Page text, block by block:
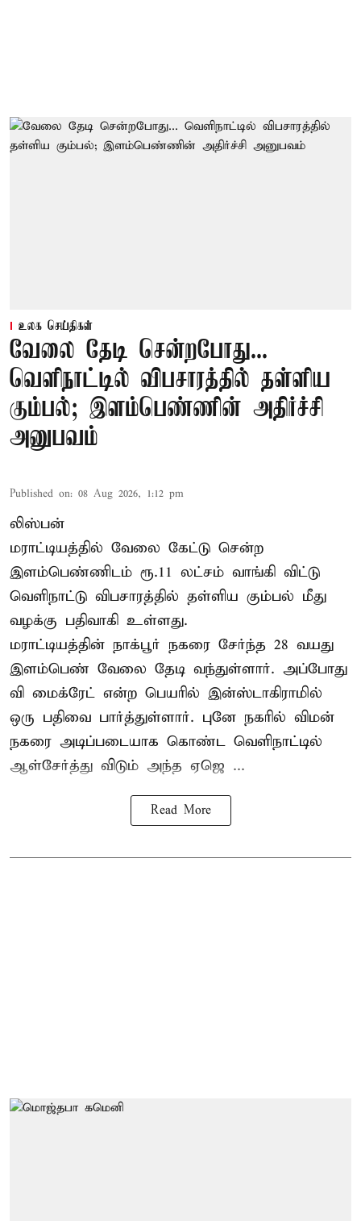
உலக செய்திகள்
வேலை தேடி சென்றபோது...
வெளிநாட்டில் விபசாரத்தில் தள்ளிய
கும்பல்; இளம்பெண்ணின் அதிர்ச்சி
அனுபவம்
Published on: 08 Aug 2026, 1:12 pm
லிஸ்பன்
மராட்டியத்தில் வேலை கேட்டு சென்ற
இளம்பெண்ணிடம் ரூ.11 லட்சம் வாங்கி விட்டு
வெளிநாட்டு விபசாரத்தில் தள்ளிய கும்பல் மீது
வழக்கு பதிவாகி உள்ளது.
மராட்டியத்தின் நாக்பூர் நகரை சேர்ந்த 28 வயது
இளம்பெண் வேலை தேடி வந்துள்ளார். அப்போது
வி மைக்ரேட் என்ற பெயரில் இன்ஸ்டாகிராமில்
ஒரு பதிவை பார்த்துள்ளார். புனே நகரில் விமன்
நகரை அடிப்படையாக கொண்ட வெளிநாட்டில்
ஆள்சேர்த்து விடும் அந்த ஏஜெ ...
Read More